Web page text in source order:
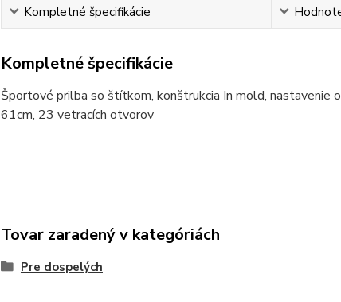
Kompletné špecifikácie
Kompletné špecifikácie
Športové prilba so štítkom, konštrukcia In mold,
61cm, 23 vetracích otvorov
Tovar zaradený v kategóriách
Pre dospelých